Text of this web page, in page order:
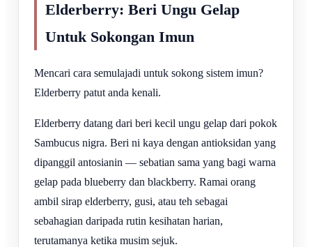
Elderberry: Beri Ungu Gelap
Untuk Sokongan Imun
Mencari cara semulajadi untuk sokong sistem imun?
Elderberry patut anda kenali.
Elderberry datang dari beri kecil ungu gelap dari pokok
Sambucus nigra. Beri ni kaya dengan antioksidan yang
dipanggil antosianin — sebatian sama yang bagi warna
gelap pada blueberry dan blackberry. Ramai orang
ambil sirap elderberry, gusi, atau teh sebagai
sebahagian daripada rutin kesihatan harian,
terutamanya ketika musim sejuk.